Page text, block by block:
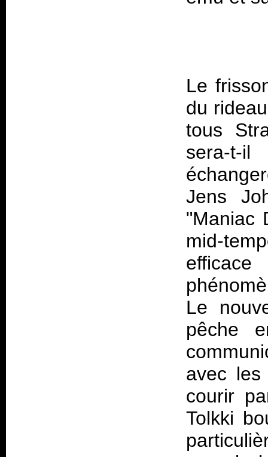
Le
du
tous
sera-t-
Jens
"Maniac
mid-
Le
pêche
avec
courir
Tolkki